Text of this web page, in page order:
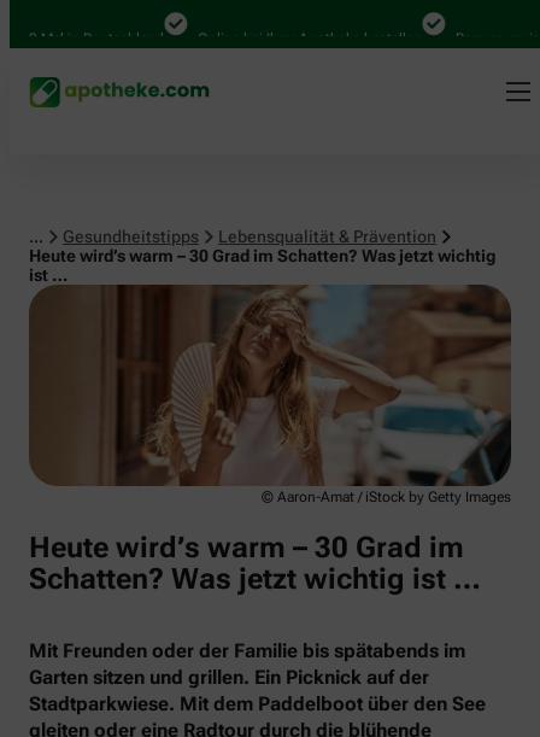
Mal in Deutschland Online bei Ihrer Apotheke bestellen Bequem
... Gesundheitstipps
Lebensqualität & Prävention
Heute wird’s warm – 30 Grad im Schatten? Was jetzt wichtig
ist …
Lebensqualität & Prävention
© Aaron-Amat / iStock by Getty Images
Heute wird’s warm – 30 Grad im
Schatten? Was jetzt wichtig ist …
Mit Freunden oder der Familie bis spätabends im
Garten sitzen und grillen. Ein Picknick auf der
Stadtparkwiese. Mit dem Paddelboot über den See
gleiten oder eine Radtour durch die blühende